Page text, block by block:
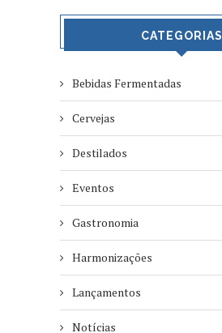
CATEGORIAS
Bebidas Fermentadas
Cervejas
Destilados
Eventos
Gastronomia
Harmonizações
Lançamentos
Notícias